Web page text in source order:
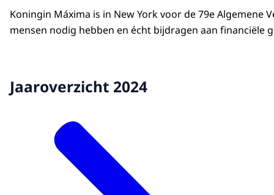
Koningin Máxima is in New York voor de 79e
mensen nodig hebben en écht bijdragen aan financiële
Jaaroverzicht 2024